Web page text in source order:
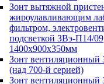
Зонт вытяжной
жироулавливающим
фильтром,
подсветкой ЗВэ-П14/09
1400х900х350мм
Зонт
(над 700-й серией)
Зонт